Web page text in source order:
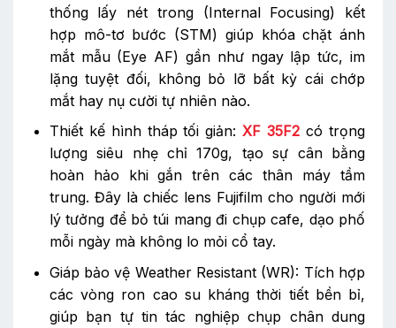
thống lấy nét trong (Internal Focusing) kết
hợp mô-tơ bước (STM) giúp khóa chặt ánh
mắt mẫu (Eye AF) gần như ngay lập tức, im
lặng tuyệt đối, không bỏ lỡ bất kỳ cái chớp
mắt hay nụ cười tự nhiên nào.
Thiết kế hình tháp tối giản:XF 35F2 có trọng
lượng siêu nhẹ chỉ 170g, tạo sự cân bằng
hoàn hảo khi gắn trên các thân máy tầm
trung. Đây là chiếc lens Fujifilm cho người mới
lý tưởng để bỏ túi mang đi chụp cafe, dạo phố
mỗi ngày mà không lo mỏi cổ tay.
Giáp bảo vệ Weather Resistant (WR): Tích hợp
các vòng ron cao su kháng thời tiết bền bỉ,
giúp bạn tự tin tác nghiệp chụp chân dung